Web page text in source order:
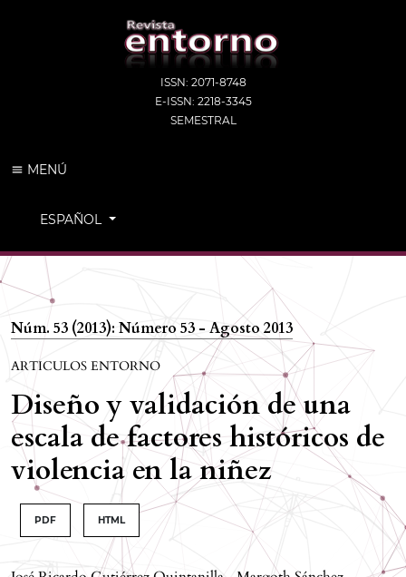
ISSN: 2071-8748
E-ISSN: 2218-3345
SEMESTRAL
MENÚ
CAMBIAR EL IDIOMA. EL IDIOMA ACTUAL ES:
ESPAÑOL
Núm. 53 (2013): Número 53 - Agosto 2013
ARTICULOS ENTORNO
Diseño y validación de una
escala de factores históricos de
violencia en la niñez
PDF HTML